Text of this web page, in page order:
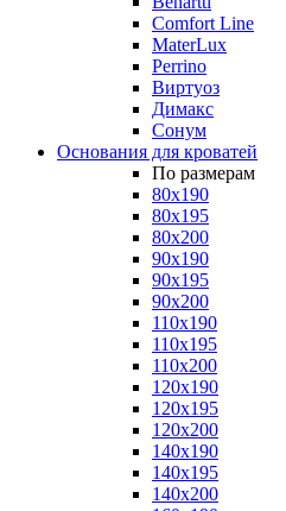
Comfort Line
MaterLux
Perrino
Виртуоз
Димакс
Сонум
Основания для кроватей
По размерам
80x190
80x195
80x200
90x190
90x195
90x200
110x190
110x195
110x200
120x190
120x195
120x200
140x190
140x195
140x200